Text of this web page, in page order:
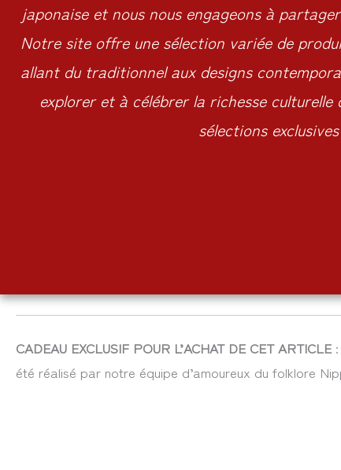
japonaise et nous nous engageons à
Notre site offre une sélection variée de
allant du traditionnel aux designs
explorer et à célébrer la richesse
sélections exclusives
CADEAU EXCLUSIF POUR L’ACHAT DE CET ARTICLE
été réalisé par notre équipe d’amoureux du folklore